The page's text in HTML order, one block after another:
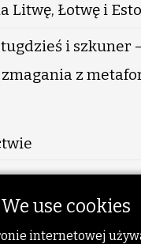
Litwę, Łotwę i
i szkuner
z
We use cookies
internetowej